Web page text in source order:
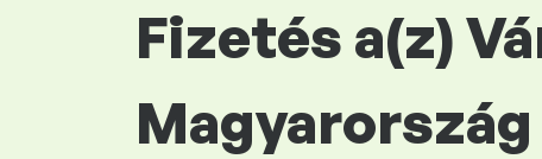
Fizetés a(z)